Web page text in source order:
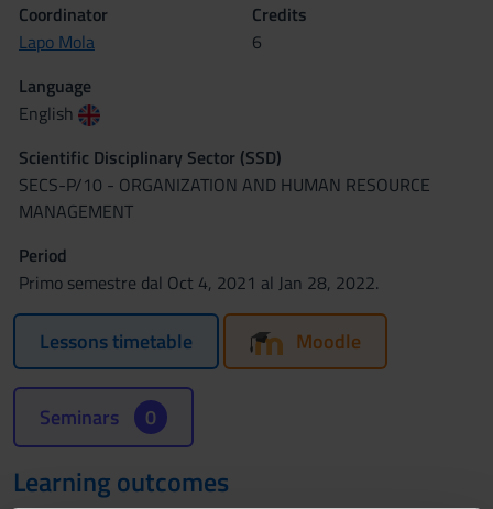
Coordinator
Lapo Mola
Credits
6
Language
English
Scientific Disciplinary Sector (SSD)
SECS-P/10 - ORGANIZATION AND HUMAN RESOURCE
MANAGEMENT
Period
Primo semestre dal Oct 4, 2021 al Jan 28, 2022.
Lessons timetable Moodle
Seminars 0
Learning outcomes